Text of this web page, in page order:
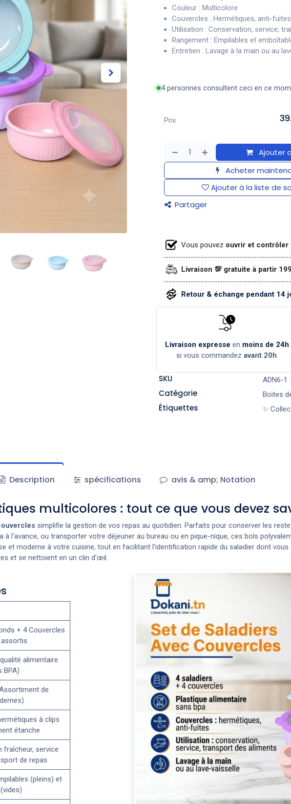
Couleur : Multicolore
Couvercles : Hermétiques, anti-fuites
Utilisation : Conservation, service,
Rangement : Empilables et
Entretien : Lavage à la main ou au
4 personnes consultent ceci en ce
Ajouter
Acheter
Ajouter à la liste de
Partager
Prix
Vous pouvez ouvrir et contrôler
Livraison 💯 gratuite à partir
Retour & échange pendant 14
Livraison expresse en moins de 24h
si vous commandez avant 20h.
SKU ADN6-1
Catégorie Boites
Étiquettes ✨
Description spécifications avis & amp; Notation
multicolores : tout ce que vous devez
simplifie la gestion de vos repas au quotidien. Parfaits pour conserver les
à l'avance, ou transporter votre déjeuner au bureau ou en pique-nique, ces bols
et moderne à votre cuisine, tout en facilitant l'identification rapide du saladier dont vous
et se nettoient en un clin d'œil.
+ 4 Couvercles
alimentaire
BPA)
de
à clips
étanche
fraîcheur, service
de repas
(pleins) et